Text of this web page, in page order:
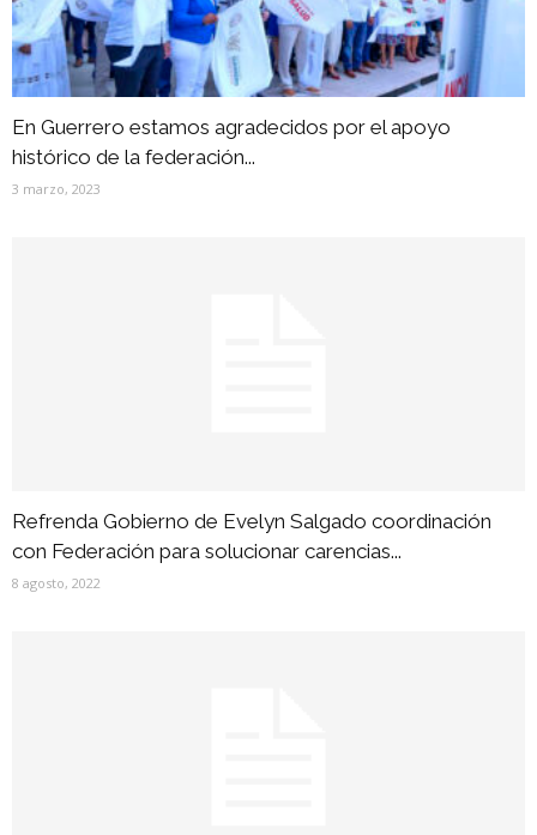
En Guerrero estamos agradecidos por el apoyo
histórico de la federación...
3 marzo, 2023
Refrenda Gobierno de Evelyn Salgado coordinación
con Federación para solucionar carencias...
8 agosto, 2022